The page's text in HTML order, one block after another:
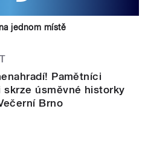
jednom místě
Pamětníci
skrze úsměvné historky
Brno